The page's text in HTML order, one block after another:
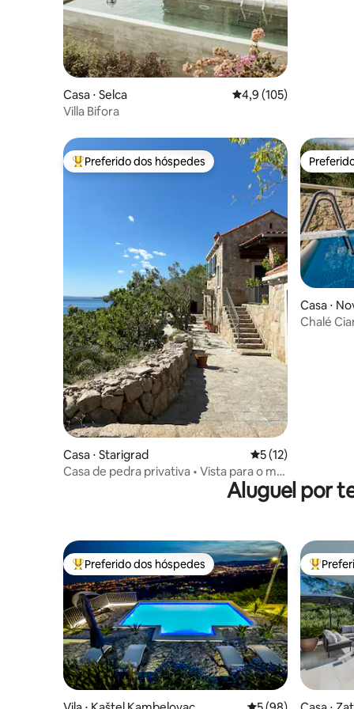
Casa ⋅ Selca 4,9 de uma avaliação
4,9 (105)
Villa Bifora
Entre os melhores preferidos dos hóspedes
Preferido dos hóspedes
Casa ⋅ Starigrad 5 de uma avaliação
5 (12)
Casa de pedra privativa • Vista para o mar
Casa ⋅
Chalé
Aluguel por
Entre os melhores preferidos dos hóspedes
Preferido dos hóspedes Entre os